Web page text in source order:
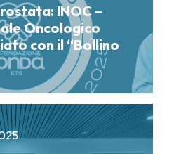
INOC –
Oncologico
con il “Bollino